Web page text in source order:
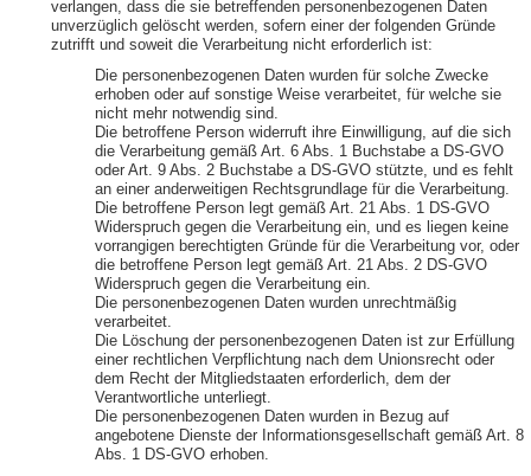
verlangen, dass die sie betreffenden personenbezogenen Daten
unverzüglich gelöscht werden, sofern einer der folgenden Gründe
zutrifft und soweit die Verarbeitung nicht erforderlich ist:
Die personenbezogenen Daten wurden für solche Zwecke
erhoben oder auf sonstige Weise verarbeitet, für welche sie
nicht mehr notwendig sind.
Die betroffene Person widerruft ihre Einwilligung, auf die sich
die Verarbeitung gemäß Art. 6 Abs. 1 Buchstabe a DS-GVO
oder Art. 9 Abs. 2 Buchstabe a DS-GVO stützte, und es fehlt
an einer anderweitigen Rechtsgrundlage für die Verarbeitung.
Die betroffene Person legt gemäß Art. 21 Abs. 1 DS-GVO
Widerspruch gegen die Verarbeitung ein, und es liegen keine
vorrangigen berechtigten Gründe für die Verarbeitung vor, oder
die betroffene Person legt gemäß Art. 21 Abs. 2 DS-GVO
Widerspruch gegen die Verarbeitung ein.
Die personenbezogenen Daten wurden unrechtmäßig
verarbeitet.
Die Löschung der personenbezogenen Daten ist zur Erfüllung
einer rechtlichen Verpflichtung nach dem Unionsrecht oder
dem Recht der Mitgliedstaaten erforderlich, dem der
Verantwortliche unterliegt.
Die personenbezogenen Daten wurden in Bezug auf
angebotene Dienste der Informationsgesellschaft gemäß Art. 8
Abs. 1 DS-GVO erhoben.